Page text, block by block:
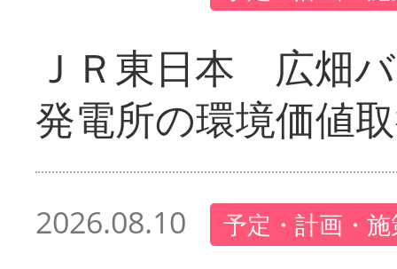
ＪＲ東日本 広畑
発電所の環境価値
2026.08.10 予定・計画・